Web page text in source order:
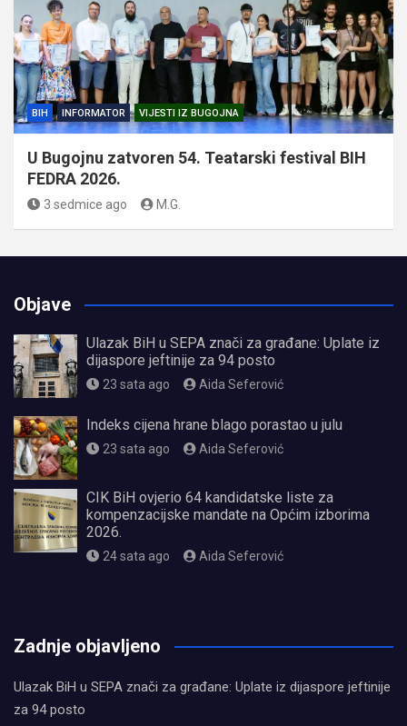
BIH INFORMATOR VIJESTI IZ BUGOJNA
U Bugojnu zatvoren 54. Teatarski festival BIH
FEDRA 2026.
3 sedmice ago M.G.
Objave
Ulazak BiH u SEPA znači za građane: Uplate iz
dijaspore jeftinije za 94 posto
23 sata ago Aida Seferović
Indeks cijena hrane blago porastao u julu
23 sata ago Aida Seferović
CIK BiH ovjerio 64 kandidatske liste za
kompenzacijske mandate na Općim izborima
2026.
24 sata ago Aida Seferović
Zadnje objavljeno
Ulazak BiH u SEPA znači za građane: Uplate iz dijaspore jeftinije
za 94 posto